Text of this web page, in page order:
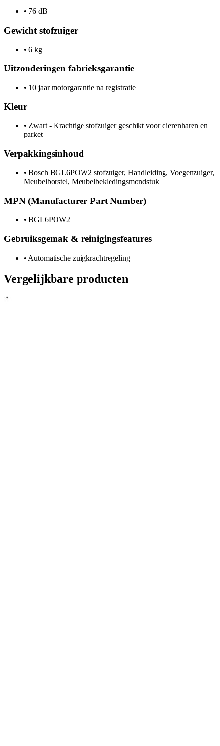
• 76 dB
Gewicht stofzuiger
• 6 kg
Uitzonderingen fabrieksgarantie
• 10 jaar motorgarantie na registratie
Kleur
• Zwart - Krachtige stofzuiger geschikt voor dierenharen en
parket
Verpakkingsinhoud
• Bosch BGL6POW2 stofzuiger, Handleiding, Voegenzuiger,
Meubelborstel, Meubelbekledingsmondstuk
MPN (Manufacturer Part Number)
• BGL6POW2
Gebruiksgemak & reinigingsfeatures
• Automatische zuigkrachtregeling
Vergelijkbare producten